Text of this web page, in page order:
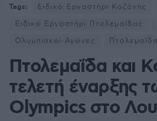
Tags:
Ειδικό Εργαστήρι Κοζάνης
Ειδικό Εργαστήρι Πτολεμαΐδας
Ολυμπιακοί Αγώνες
Πτολεμαΐδα
Πτολεμαΐδα και
τελετή έναρξης
Olympics στο